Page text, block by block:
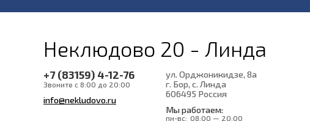
Неклюдово 20 - Линда
+7 (83159) 4-12-76
Звоните с 8:00 до 20:00
info@nekludovo.ru
ул. Орджоникидзе, 8а
г. Бор, с. Линда
606495 Россия
Мы работаем:
пн-вс: 08:00 — 20:00